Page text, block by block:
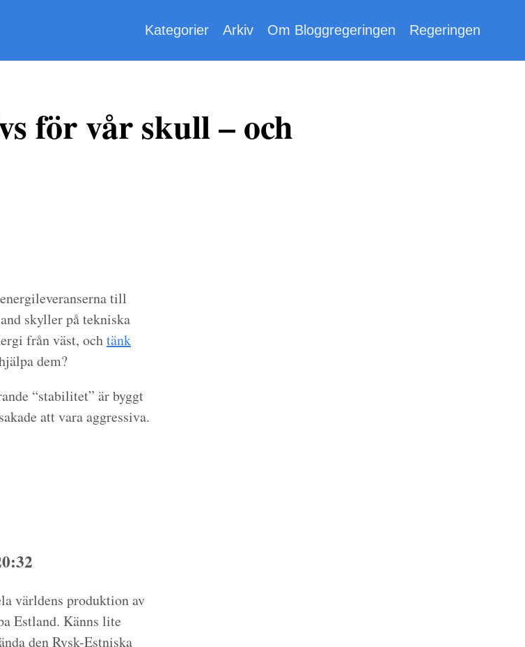
Kategorier Arkiv Om Bloggregeringen Regeringen
för vår skull – och
till
skyller på tekniska
från väst, ochtänk
dem?
“stabilitet” är byggt
att vara aggressiva.
världens produktion av
Estland. Känns lite
den Rysk-Estniska